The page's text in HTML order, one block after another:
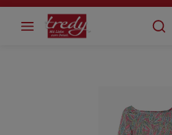
springen